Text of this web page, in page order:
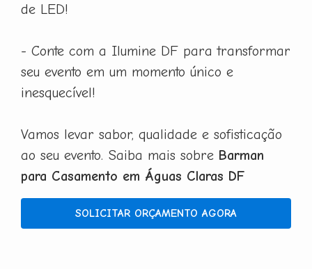
de LED!
- Conte com a Ilumine DF para transformar
seu evento em um momento único e
inesquecível!
Vamos levar sabor, qualidade e sofisticação
ao seu evento. Saiba mais sobre Barman
para Casamento em Águas Claras DF
SOLICITAR ORÇAMENTO AGORA